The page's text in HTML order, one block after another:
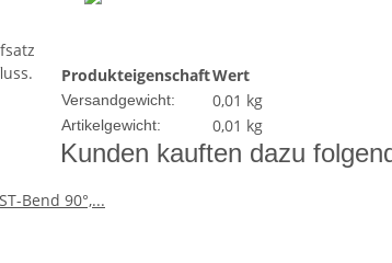
ProdukteigenschaftWert
Versandgewicht: 0,01 kg
Artikelgewicht: 0,01 kg
Kunden kauften dazu